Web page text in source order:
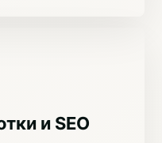
и SEO